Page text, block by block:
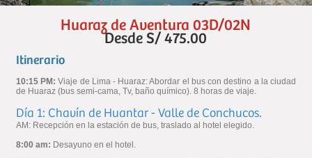
Huaraz de Aventura 03D/02N
Desde S/ 475.00
Itinerario
10:15 PM: Viaje de Lima - Huaraz: Abordar el bus con destino a la ciudad
de Huaraz (bus semi-cama, Tv, baño químico). 8 horas de viaje.
Día 1: Chavín de Huantar - Valle de Conchucos.
AM: Recepción en la estación de bus, traslado al hotel elegido.
8:00 am: Desayuno en el hotel.